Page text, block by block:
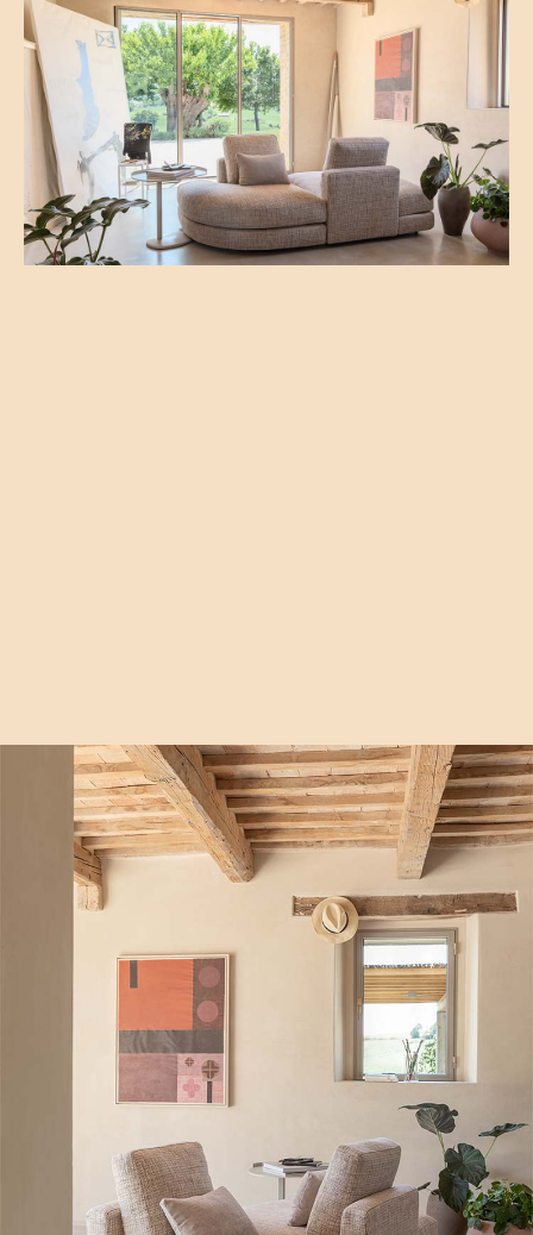
deux modules d'angle du canapé modulaire MyPlace
forment un vis-à-vis accueillant. Le revêtement dans les
nuances des terres a un aspect absolument naturel et
évoque les irrégularités des tissus faits à la main, au
toucher doux et agréable.
En savoir plus